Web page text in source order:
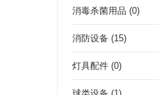
消毒杀菌用品 (0)
消防设备 (15)
灯具配件 (0)